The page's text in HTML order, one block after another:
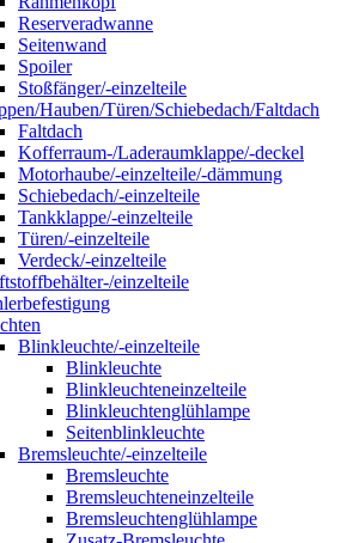
Reserveradwanne
Seitenwand
Spoiler
Stoßfänger/-einzelteile
Hauben/Türen/Schiebedach/Faltdach
Faltdach
Kofferraum-/Laderaumklappe/-deckel
Motorhaube/-einzelteile/-dämmung
Schiebedach/-einzelteile
Tankklappe/-einzelteile
Türen/-einzelteile
Verdeck/-einzelteile
einzelteile
Blinkleuchte/-einzelteile
Blinkleuchte
Blinkleuchteneinzelteile
Blinkleuchtenglühlampe
Seitenblinkleuchte
Bremsleuchte/-einzelteile
Bremsleuchte
Bremsleuchteneinzelteile
Bremsleuchtenglühlampe